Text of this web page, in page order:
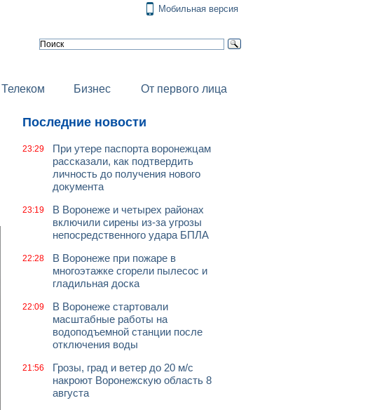
Мобильная версия
Телеком Бизнес От первого лица
Последние новости
23:29
При утере паспорта воронежцам
рассказали, как подтвердить
личность до получения нового
документа
23:19
В Воронеже и четырех районах
включили сирены из-за угрозы
непосредственного удара БПЛА
22:28
В Воронеже при пожаре в
многоэтажке сгорели пылесос и
гладильная доска
22:09
В Воронеже стартовали
масштабные работы на
водоподъемной станции после
отключения воды
21:56
Грозы, град и ветер до 20 м/с
накроют Воронежскую область 8
августа